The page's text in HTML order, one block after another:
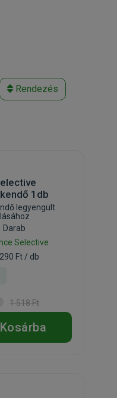
Rendezés
1db
legyengült
Darab
Selective
Ft / db
1 518 Ft
Kosárba